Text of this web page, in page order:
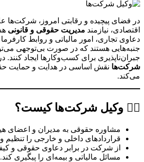
در فضای پیچیده و رقابتی امروز، شرکت‌ها
اقتصادی، نیازمند مدیریت حقوقی و قانونی
دعاوی تجاری، امور مالیاتی و روابط
جنبه‌هایی هستند که در صورت بی‌توجهی
جبران‌ناپذیری برای کسب‌وکارها ایجاد کنند.
شرکت‌ها نقش اساسی در هدایت و حمایت
می‌کند.
👩‍⚖️ وکیل شرکت‌ها کیست؟
مشاوره حقوقی به مدیران و اعضای
قراردادهای داخلی و خارجی را تنظیم
از شرکت در برابر دعاوی حقوقی و
مسائل مالیاتی و بیمه‌ای را پیگیری کند.